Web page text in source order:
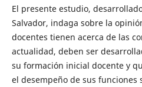
El presente estudio,
Salvador, indaga sobre la
docentes tienen acerca de las
actualidad, deben ser
su formación inicial docente y
el desempeño de sus funciones